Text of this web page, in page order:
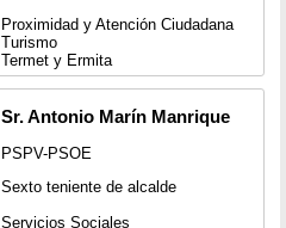
Proximidad y Atención Ciudadana
Turismo
Termet y Ermita
Sr. Antonio Marín Manrique
PSPV-PSOE
Sexto teniente de alcalde
Servicios Sociales